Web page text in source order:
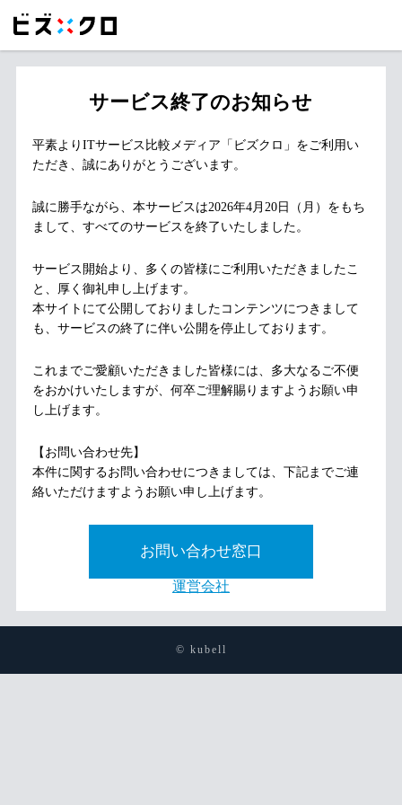
サービス終了のお知らせ
平素よりITサービス比較メディア「ビズクロ」をご利用い
ただき、誠にありがとうございます。
誠に勝手ながら、本サービスは2026年4月20日（月）をもち
まして、すべてのサービスを終了いたしました。
サービス開始より、多くの皆様にご利用いただきましたこ
と、厚く御礼申し上げます。
本サイトにて公開しておりましたコンテンツにつきまして
も、サービスの終了に伴い公開を停止しております。
これまでご愛顧いただきました皆様には、多大なるご不便
をおかけいたしますが、何卒ご理解賜りますようお願い申
し上げます。
【お問い合わせ先】
本件に関するお問い合わせにつきましては、下記までご連
絡いただけますようお願い申し上げます。
お問い合わせ窓口
運営会社
© kubell